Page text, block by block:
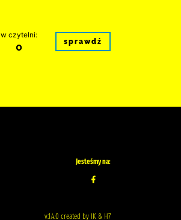
w czytelni:
0 sprawdź
Jesteśmy na:
v.1.4.0 created by IK & H7